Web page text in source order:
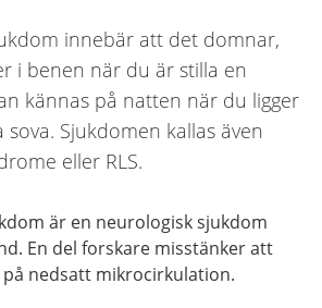
innebär att det domnar,
i benen när du är stilla en
kännas på natten när du ligger
sova. Sjukdomen kallas även
eller RLS.
är en neurologisk sjukdom
En del forskare misstänker att
nedsatt mikrocirkulation.